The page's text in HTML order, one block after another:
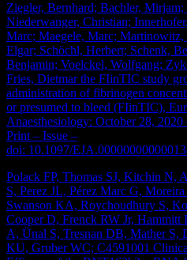
Ziegler, Bernhard; Bachler,
Niederwanger, Christian;
Marc; Maegele, Marc;
Elgar; Schöchl, Herbert; Schenk,
Benjamin; Voelckel, Wolfgang;
Fries, Dietmar the FIinTIC study
administration of fibrinogen
or presumed to bleed (FIinTIC),
Anaesthesiology: October 28,
Print – Issue –
doi: 10.1097/
Polack FP, Thomas SJ, Kitchin N,
S, Perez JL, Pérez Marc G,
Swanson KA, Roychoudhury S,
Cooper D, Frenck RW Jr,
A, Ünal S, Tresnan DB, Mather S,
KU, Gruber WC; C4591001